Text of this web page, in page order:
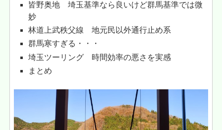
皆野奥地 埼玉基準なら良いけど群馬基準では微
妙
林道上武秩父線 地元民以外通行止め系
群馬寒すぎる・・・
埼玉ツーリング 時間効率の悪さを実感
まとめ